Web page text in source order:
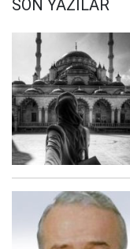
SON YAZILAR